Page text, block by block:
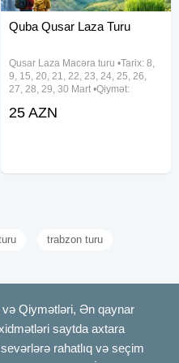
Quba Qusar Laza Turu
Qusar Laza Macəra turu •Tarix: 8,
9, 15, 20, 21, 22, 23, 24, 25, 26,
27, 28, 29, 30 Mart •Qiymət:
paket: 29 azn ✓Qiymətə daxildir:
25 AZN
trabzon turu
Qiymətləri, Ən qaynar
saytda axtara
rahatlıq və seçim